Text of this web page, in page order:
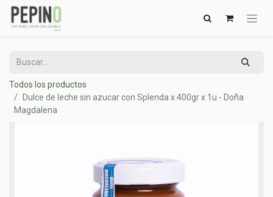
Todos los productos
Dulce de leche sin azucar con Splenda x 400gr x 1u - Doña
Magdalena